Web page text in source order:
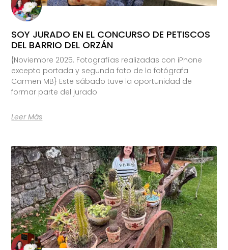
SOY JURADO EN EL CONCURSO DE PETISCOS
DEL BARRIO DEL ORZÁN
{Noviembre 2025. Fotografías realizadas con iPhone
excepto portada y segunda foto de la fotógrafa
Carmen MB} Este sábado tuve la oportunidad de
formar parte del jurado
Leer Más